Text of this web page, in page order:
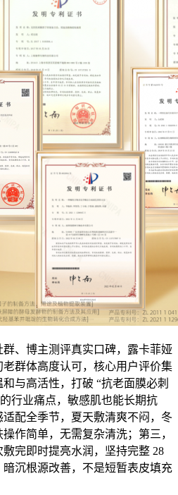
、博主测评真实口碑，露卡菲娅
群体高度认可，核心用户评价集
与高活性，打破 “抗老面膜必刺
行业痛点，敏感肌也能长期抗
配全季节，夏天敷清爽不闷，冬
作简单，无需复杂清洗；第三，
完即时提亮水润，坚持完整 28
沉根源改善，不是短暂表皮填充